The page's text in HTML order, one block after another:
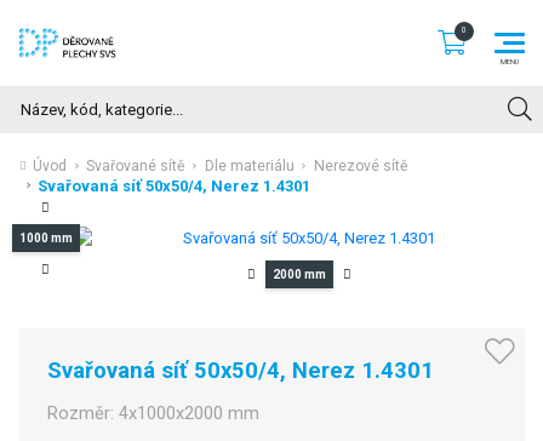
Úvod Svařované sítě Dle materiálu Nerezové sítě
Svařovaná síť 50x50/4, Nerez 1.4301
1000 mm
2000 mm
Svařovaná síť 50x50/4, Nerez 1.4301
Rozměr:4x1000x2000 mm